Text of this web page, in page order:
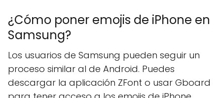
¿Cómo poner emojis de iPhone en
Samsung?
Los usuarios de Samsung pueden seguir un
proceso similar al de Android. Puedes
descargar la aplicación ZFont o usar Gboard